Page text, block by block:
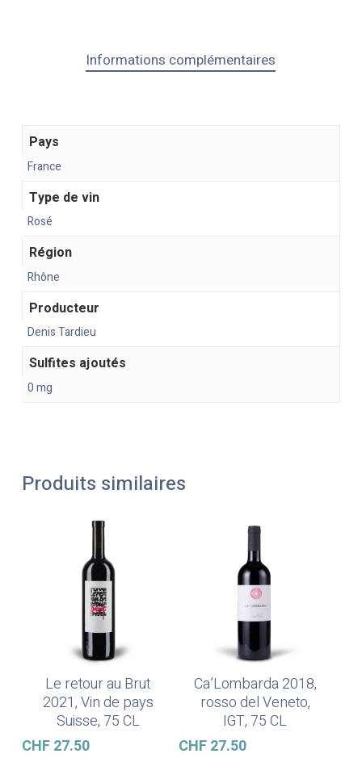
Informations complémentaires
Pays
France
Type de vin
Rosé
Région
Rhône
Producteur
Denis Tardieu
Sulfites ajoutés
0 mg
Produits similaires
Ajouter Au Panier
Le retour au Brut
2021, Vin de pays
Suisse, 75 CL
CHF27.50
Ajouter Au Panier
Ca’Lombarda 2018,
rosso del Veneto,
IGT, 75 CL
CHF27.50